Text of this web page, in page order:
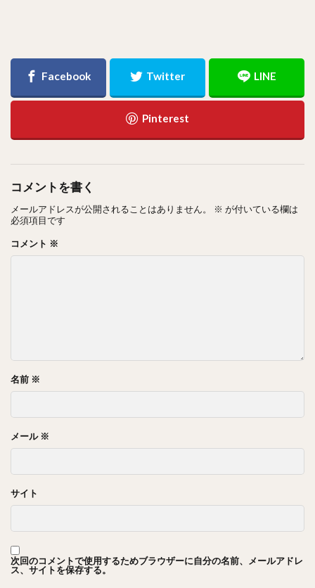
コメントを書く
メールアドレスが公開されることはありません。 ※ が付いている欄は
必須項目です
コメント ※
名前 ※
メール ※
サイト
次回のコメントで使用するためブラウザーに自分の名前、メールアドレ
ス、サイトを保存する。